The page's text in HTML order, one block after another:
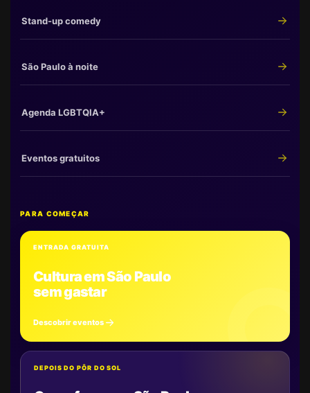
Stand-up comedy
São Paulo à noite
Agenda LGBTQIA+
Eventos gratuitos
PARA COMEÇAR
ENTRADA GRATUITA
Cultura em São Paulo
sem gastar
Descobrir eventos
DEPOIS DO PÔR DO SOL